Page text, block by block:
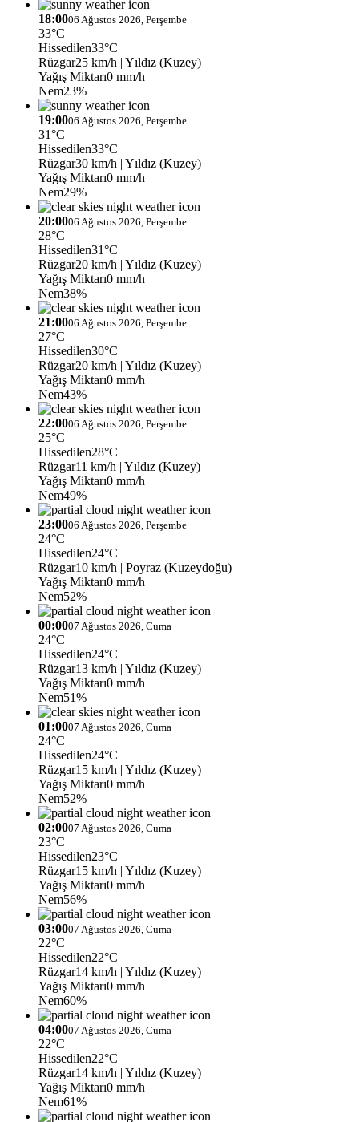
18:0006 Ağustos 2026, Perşembe
33°C
Hissedilen33°C
Rüzgar25 km/h | Yıldız (Kuzey)
Yağış Miktarı0 mm/h
Nem23%
19:0006 Ağustos 2026, Perşembe
31°C
Hissedilen33°C
Rüzgar30 km/h | Yıldız (Kuzey)
Yağış Miktarı0 mm/h
Nem29%
20:0006 Ağustos 2026, Perşembe
28°C
Hissedilen31°C
Rüzgar20 km/h | Yıldız (Kuzey)
Yağış Miktarı0 mm/h
Nem38%
21:0006 Ağustos 2026, Perşembe
27°C
Hissedilen30°C
Rüzgar20 km/h | Yıldız (Kuzey)
Yağış Miktarı0 mm/h
Nem43%
22:0006 Ağustos 2026, Perşembe
25°C
Hissedilen28°C
Rüzgar11 km/h | Yıldız (Kuzey)
Yağış Miktarı0 mm/h
Nem49%
23:0006 Ağustos 2026, Perşembe
24°C
Hissedilen24°C
Rüzgar10 km/h | Poyraz (Kuzeydoğu)
Yağış Miktarı0 mm/h
Nem52%
00:0007 Ağustos 2026, Cuma
24°C
Hissedilen24°C
Rüzgar13 km/h | Yıldız (Kuzey)
Yağış Miktarı0 mm/h
Nem51%
01:0007 Ağustos 2026, Cuma
24°C
Hissedilen24°C
Rüzgar15 km/h | Yıldız (Kuzey)
Yağış Miktarı0 mm/h
Nem52%
02:0007 Ağustos 2026, Cuma
23°C
Hissedilen23°C
Rüzgar15 km/h | Yıldız (Kuzey)
Yağış Miktarı0 mm/h
Nem56%
03:0007 Ağustos 2026, Cuma
22°C
Hissedilen22°C
Rüzgar14 km/h | Yıldız (Kuzey)
Yağış Miktarı0 mm/h
Nem60%
04:0007 Ağustos 2026, Cuma
22°C
Hissedilen22°C
Rüzgar14 km/h | Yıldız (Kuzey)
Yağış Miktarı0 mm/h
Nem61%